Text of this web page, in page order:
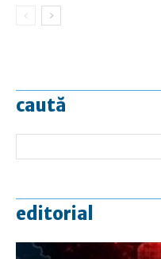
caută
editorial